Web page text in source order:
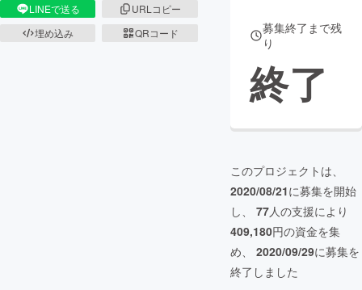
LINEで送る
URLコピー
埋め込み
QRコード
募集終了まで残
り
終了
このプロジェクトは、
2020/08/21に募集を開始
し、 77人の支援により
409,180円の資金を集
め、 2020/09/29に募集を
終了しました